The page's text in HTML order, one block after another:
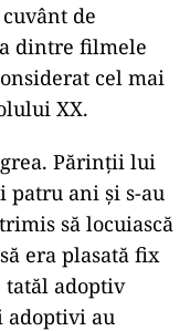
cuvânt de
dintre filmele
cel mai
XX.
Părinții lui
patru ani și s-au
să locuiască
era plasată fix
tatăl adoptiv
adoptivi au